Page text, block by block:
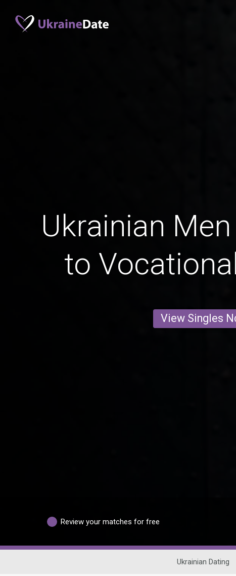
Ukrainian
to
View Singles
Review your matches for free
Ukrainian Dating